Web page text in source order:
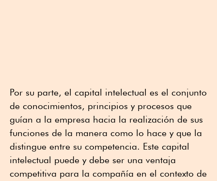
Por su parte, el capital intelectual es el conjunto
de conocimientos, principios y procesos que
guían a la empresa hacia la realización de sus
funciones de la manera como lo hace y que la
distingue entre su competencia. Este capital
intelectual puede y debe ser una ventaja
competitiva para la compañía en el contexto de